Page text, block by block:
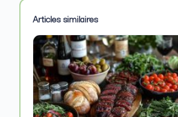
Articles similaires